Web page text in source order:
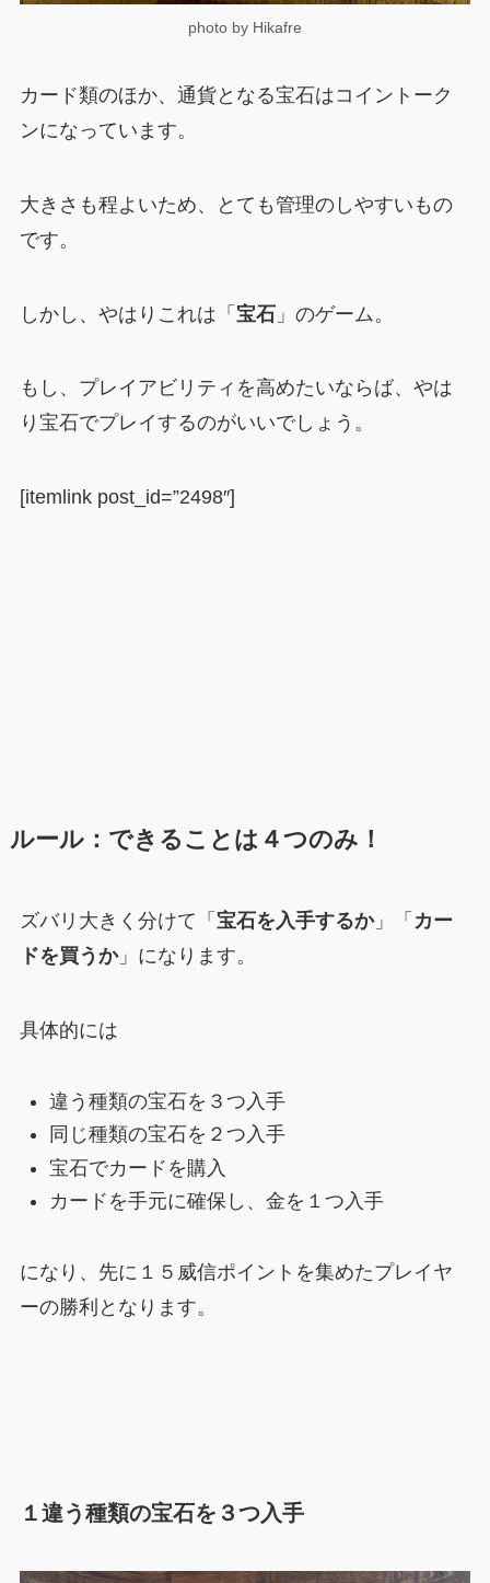
photo by Hikafre
カード類のほか、通貨となる宝石はコイントーク
ンになっています。
大きさも程よいため、とても管理のしやすいもの
です。
しかし、やはりこれは「 宝石」のゲーム。
もし、プレイアビリティを高めたいならば、やは
り宝石でプレイするのがいいでしょう。
[itemlink post_id=”2498″]
ルール：できることは４つのみ！
ズバリ大きく分けて「 宝石を入手するか」「 カー
ドを買うか」になります。
具体的には
違う種類の宝石を３つ入手
同じ種類の宝石を２つ入手
宝石でカードを購入
カードを手元に確保し、金を１つ入手
になり、先に１５威信ポイントを集めたプレイヤ
ーの勝利となります。
１違う種類の宝石を３つ入手